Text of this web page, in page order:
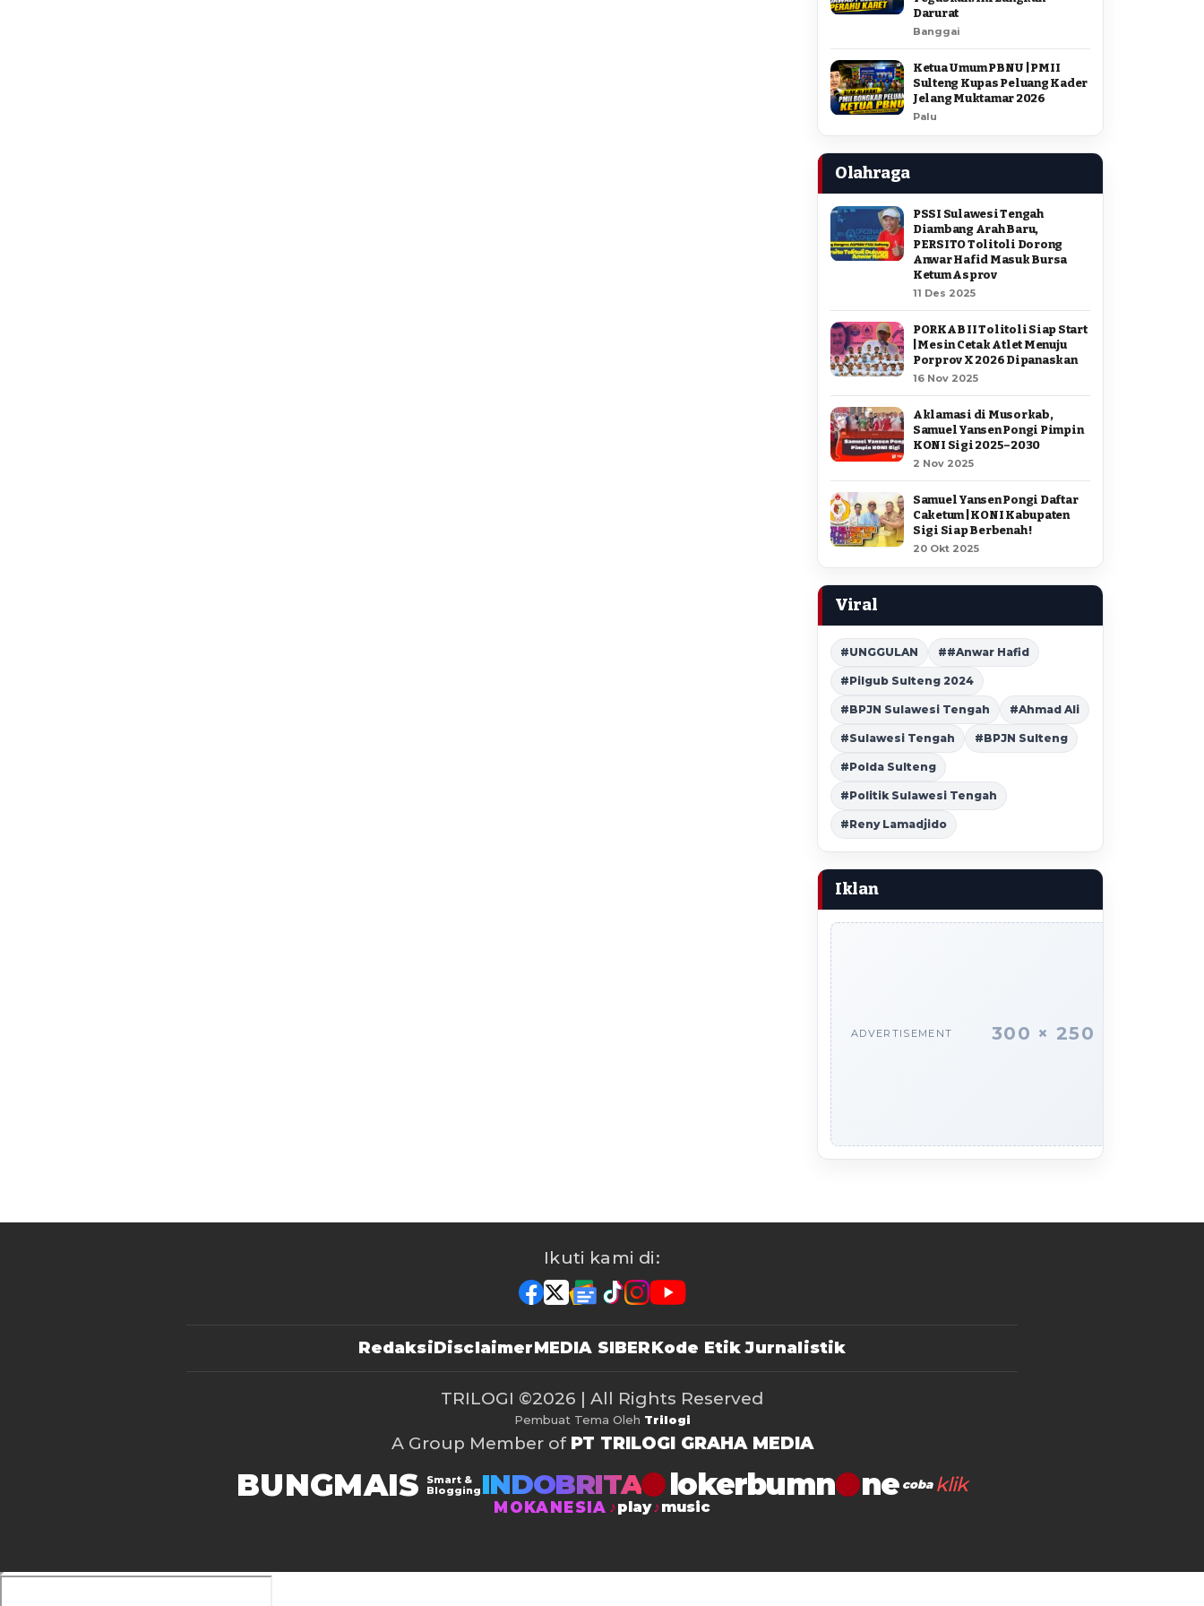
Darurat
Banggai
Ketua Umum PBNU | PMII
Sulteng Kupas Peluang Kader
Jelang Muktamar 2026
Palu
Olahraga
PSSI Sulawesi Tengah
Diambang Arah Baru,
PERSITO Tolitoli Dorong
Anwar Hafid Masuk Bursa
Ketum Asprov
11 Des 2025
PORKAB II Tolitoli Siap Start
| Mesin Cetak Atlet Menuju
Porprov X 2026 Dipanaskan
16 Nov 2025
Aklamasi di Musorkab,
Samuel Yansen Pongi Pimpin
KONI Sigi 2025–2030
2 Nov 2025
Samuel Yansen Pongi Daftar
Caketum | KONI Kabupaten
Sigi Siap Berbenah !
20 Okt 2025
Viral
#UNGGULAN ##Anwar Hafid
#Pilgub Sulteng 2024
#BPJN Sulawesi Tengah #Ahmad Ali
#Sulawesi Tengah #BPJN Sulteng
#Polda Sulteng
#Politik Sulawesi Tengah
#Reny Lamadjido
Iklan
ADVERTISEMENT 300 × 250
Ikuti kami di:
RedaksiDisclaimerMEDIA SIBERKode Etik Jurnalistik
TRILOGI ©2026 | All Rights Reserved
Pembuat Tema Oleh Trilogi
A Group Member of PT TRILOGI GRAHA MEDIA
BUNGMAIS
Smart &
Blogging INDOBRITA lokerbumn coba klik
MOKANESIA play music